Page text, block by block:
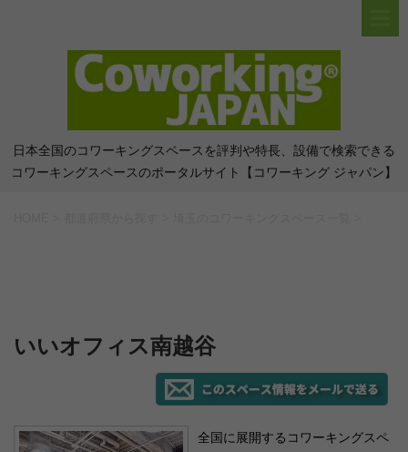
日本全国のコワーキングスペースを評判や特長、設備で検索できる
コワーキングスペースのポータルサイト【コワーキング ジャパン】
いいオフィス南越谷
全国に展開するコワーキングスペ